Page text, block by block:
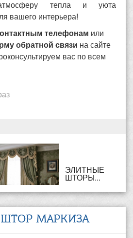
тепла и уюта
вашего интерьера!
телефонам или
обратной связи на сайте
вас по всем
ЭЛИТНЫЕ
ШТОРЫ...
МАРКИЗА